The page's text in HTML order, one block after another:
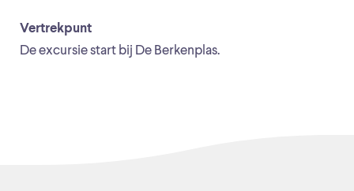
Vertrekpunt
De excursie start bij De Berkenplas.